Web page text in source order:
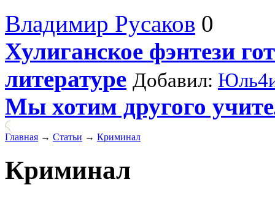
Владимир Русаков 0
Хулиганское фэнтези
литературе Добавил:
Мы хотим другого
Главная → Статьи → Криминал
Криминал